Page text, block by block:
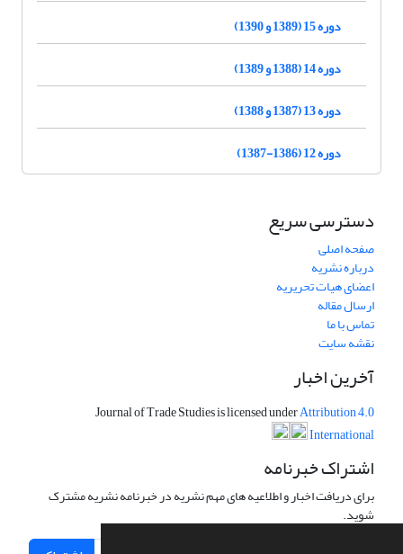
دوره 15 (1389 و 1390)
دوره 14 (1388 و 1389)
دوره 13 (1387 و 1388)
دوره 12 (1386-1387)
دسترسی سریع
صفحه اصلی
درباره نشریه
اعضای هیات تحریریه
ارسال مقاله
تماس با ما
نقشه سایت
آخرین اخبار
Journal of Trade Studies is licensed underAttribution 4.0
International
اشتراک خبرنامه
برای دریافت اخبار و اطلاعیه های مهم نشریه در خبرنامه نشریه مشترک
شوید.